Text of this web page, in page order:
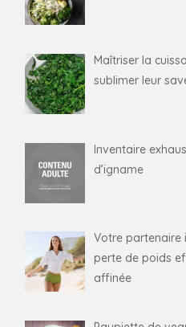
Maîtriser la
sublimer leur
Inventaire
d’igname
Votre partenaire
perte de poids
affinée